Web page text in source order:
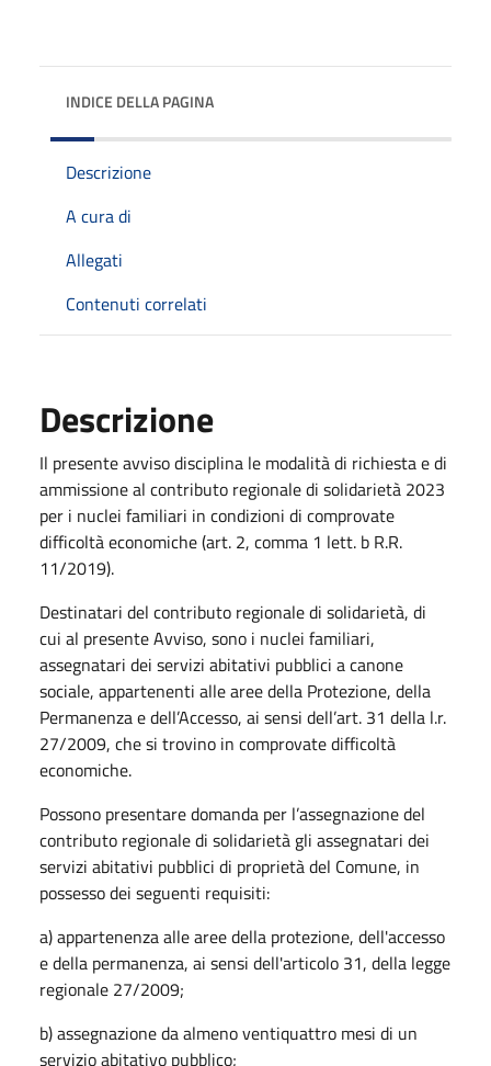
INDICE DELLA PAGINA
Descrizione
A cura di
Allegati
Contenuti correlati
Descrizione
Il presente avviso disciplina le modalità di richiesta e di
ammissione al contributo regionale di solidarietà 2023
per i nuclei familiari in condizioni di comprovate
difficoltà economiche (art. 2, comma 1 lett. b R.R.
11/2019).
Destinatari del contributo regionale di solidarietà, di
cui al presente Avviso, sono i nuclei familiari,
assegnatari dei servizi abitativi pubblici a canone
sociale, appartenenti alle aree della Protezione, della
Permanenza e dell’Accesso, ai sensi dell’art. 31 della l.r.
27/2009, che si trovino in comprovate difficoltà
economiche.
Possono presentare domanda per l’assegnazione del
contributo regionale di solidarietà gli assegnatari dei
servizi abitativi pubblici di proprietà del Comune, in
possesso dei seguenti requisiti:
a) appartenenza alle aree della protezione, dell'accesso
e della permanenza, ai sensi dell'articolo 31, della legge
regionale 27/2009;
b) assegnazione da almeno ventiquattro mesi di un
servizio abitativo pubblico;